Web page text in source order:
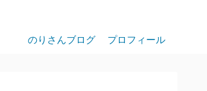
のりさんブログ プロフィール